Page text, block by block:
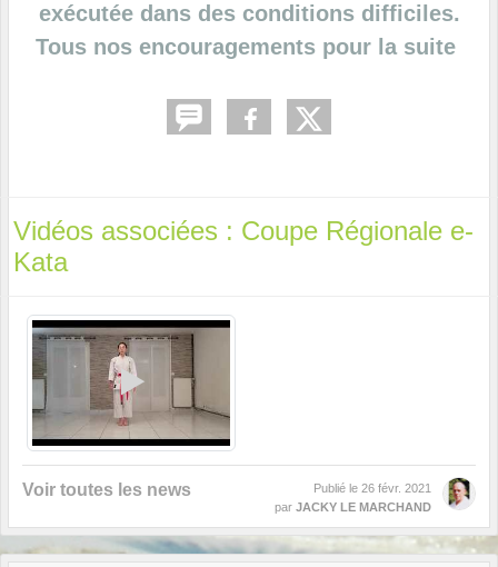
exécutée dans des conditions difficiles.
Tous nos encouragements pour la suite
Vidéos associées : Coupe Régionale e-
Kata
Voir toutes les news Publié le 26 févr. 2021
par JACKY LE MARCHAND